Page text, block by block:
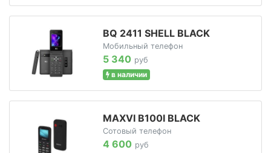
BQ 2411 SHELL BLACK
Мобильный телефон
5 340 руб
в наличии
MAXVI B100I BLACK
Сотовый телефон
4 600 руб